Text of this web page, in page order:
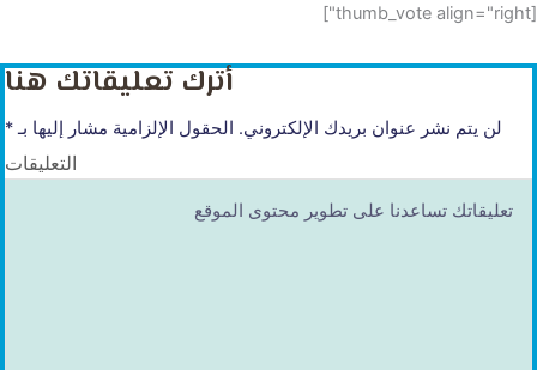
[thumb_vote align="right"]
أترك تعليقاتك هنا
لن يتم نشر عنوان بريدك الإلكتروني. الحقول الإلزامية مشار إليها بـ *
التعليقات